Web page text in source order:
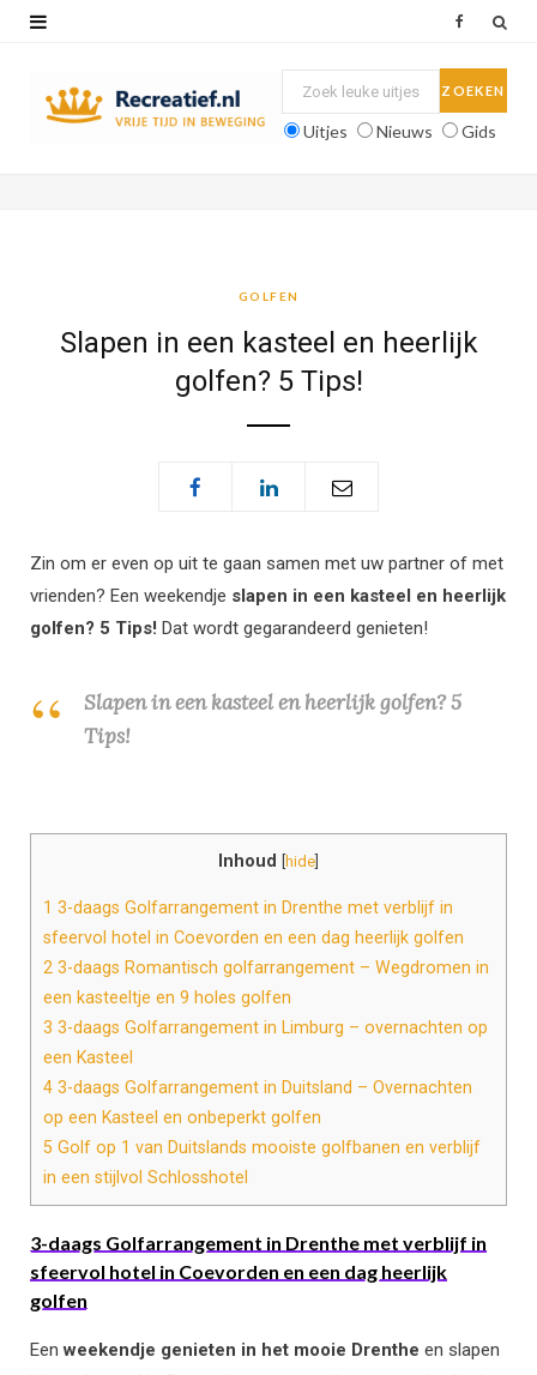
Uitjes Nieuws Gids
GOLFEN
Slapen in een kasteel en heerlijk
golfen? 5 Tips!
Zin om er even op uit te gaan samen met uw partner of met
vrienden? Een weekendje slapen in een kasteel en heerlijk
golfen? 5 Tips! Dat wordt gegarandeerd genieten!
Slapen in een kasteel en heerlijk golfen? 5
Tips!
Inhoud hide
1 3-daags Golfarrangement in Drenthe met verblijf in
sfeervol hotel in Coevorden en een dag heerlijk golfen
2 3-daags Romantisch golfarrangement – Wegdromen in
een kasteeltje en 9 holes golfen
3 3-daags Golfarrangement in Limburg – overnachten op
een Kasteel
4 3-daags Golfarrangement in Duitsland – Overnachten
op een Kasteel en onbeperkt golfen
5 Golf op 1 van Duitslands mooiste golfbanen en verblijf
in een stijlvol Schlosshotel
3-daags Golfarrangement in Drenthe met verblijf in
sfeervol hotel in Coevorden en een dag heerlijk
golfen
Eenweekendje genieten in het mooie Drenthe en slapen